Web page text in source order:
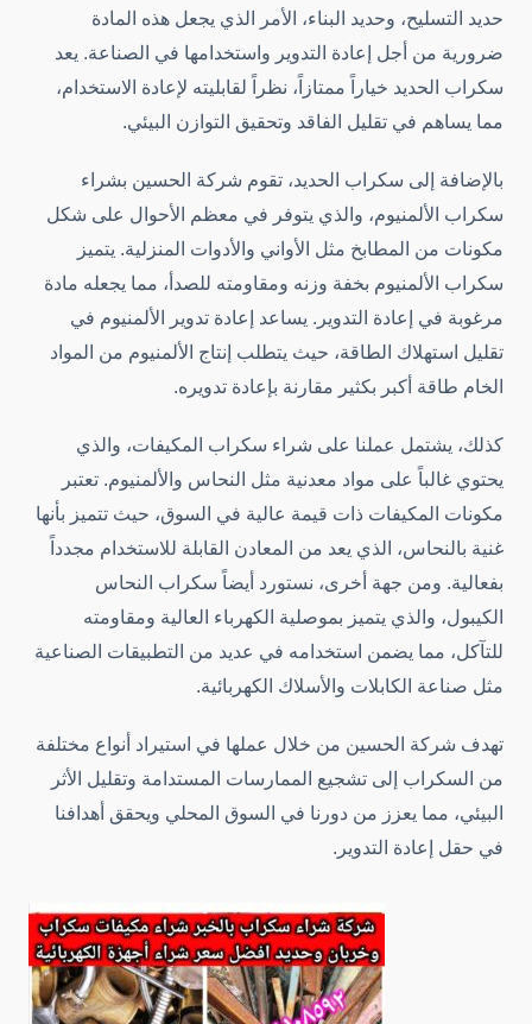
حديد التسليح، وحديد البناء، الأمر الذي يجعل هذه المادة
ضرورية من أجل إعادة التدوير واستخدامها في الصناعة. يعد
سكراب الحديد خياراً ممتازاً، نظراً لقابليته لإعادة الاستخدام،
مما يساهم في تقليل الفاقد وتحقيق التوازن البيئي.
بالإضافة إلى سكراب الحديد، تقوم شركة الحسين بشراء
سكراب الألمنيوم، والذي يتوفر في معظم الأحوال على شكل
مكونات من المطابخ مثل الأواني والأدوات المنزلية. يتميز
سكراب الألمنيوم بخفة وزنه ومقاومته للصدأ، مما يجعله مادة
مرغوبة في إعادة التدوير. يساعد إعادة تدوير الألمنيوم في
تقليل استهلاك الطاقة، حيث يتطلب إنتاج الألمنيوم من المواد
الخام طاقة أكبر بكثير مقارنة بإعادة تدويره.
كذلك، يشتمل عملنا على شراء سكراب المكيفات، والذي
يحتوي غالباً على مواد معدنية مثل النحاس والألمنيوم. تعتبر
مكونات المكيفات ذات قيمة عالية في السوق، حيث تتميز بأنها
غنية بالنحاس، الذي يعد من المعادن القابلة للاستخدام مجدداً
بفعالية. ومن جهة أخرى، نستورد أيضاً سكراب النحاس
الكيبول، والذي يتميز بموصلية الكهرباء العالية ومقاومته
للتآكل، مما يضمن استخدامه في عديد من التطبيقات الصناعية
مثل صناعة الكابلات والأسلاك الكهربائية.
تهدف شركة الحسين من خلال عملها في استيراد أنواع مختلفة
من السكراب إلى تشجيع الممارسات المستدامة وتقليل الأثر
البيئي، مما يعزز من دورنا في السوق المحلي ويحقق أهدافنا
في حقل إعادة التدوير.